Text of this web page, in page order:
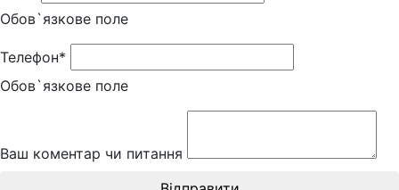
Обов`язкове поле
Телефон*
Обов`язкове поле
Ваш коментар чи питання